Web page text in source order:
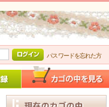
パスワードを忘れた方